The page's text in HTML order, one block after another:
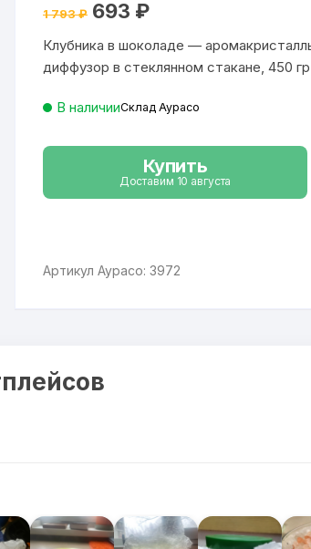
на основе
пользовате
ля
1 793₽ Первоначальная
цена
1
793 ₽.
693 ₽Текущая
Клубника в шоколаде —
диффузор в стеклянном стакане, 450 гр
В наличииСклад Аурасо
Купить
Доставим 10 августа
Артикул Аурасо: 3972